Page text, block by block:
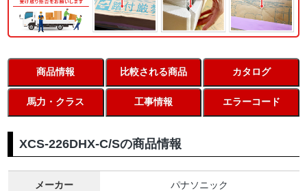
商品情報 比較される商品 カタログ
馬力・クラス 工事情報 エラーコード
XCS-226DHX-C/Sの商品情報
メーカー パナソニック